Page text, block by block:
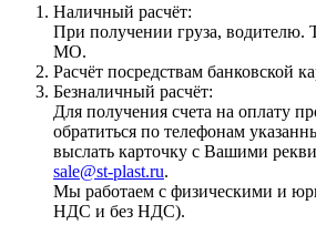
Наличный расчёт:
При получении груза, водителю.
МО.
Расчёт посредствам банковской
Безналичный расчёт:
Для получения счета на оплату
обратиться по телефонам
выслать карточку с Вашими
sale@st-plast.ru.
Мы работаем с физическими и
НДС и без НДС).